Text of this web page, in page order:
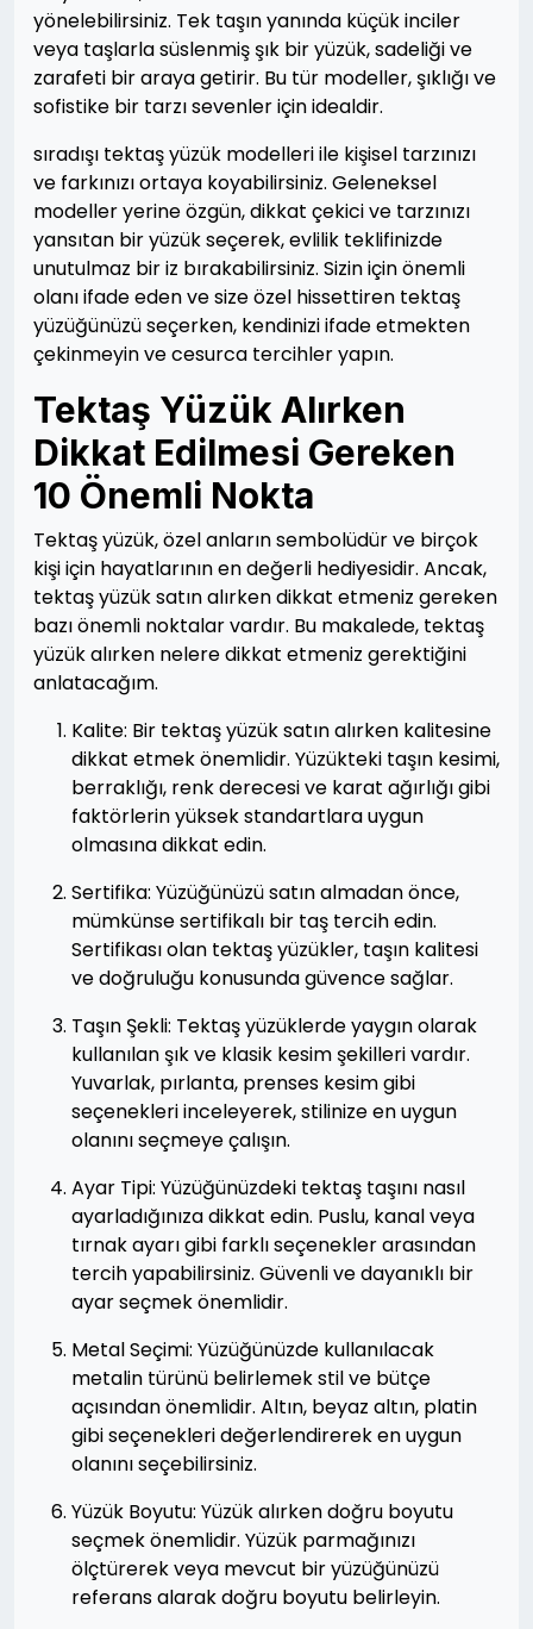
yönelebilirsiniz. Tek taşın yanında küçük inciler
veya taşlarla süslenmiş şık bir yüzük, sadeliği ve
zarafeti bir araya getirir. Bu tür modeller, şıklığı ve
sofistike bir tarzı sevenler için idealdir.
sıradışı tektaş yüzük modelleri ile kişisel tarzınızı
ve farkınızı ortaya koyabilirsiniz. Geleneksel
modeller yerine özgün, dikkat çekici ve tarzınızı
yansıtan bir yüzük seçerek, evlilik teklifinizde
unutulmaz bir iz bırakabilirsiniz. Sizin için önemli
olanı ifade eden ve size özel hissettiren tektaş
yüzüğünüzü seçerken, kendinizi ifade etmekten
çekinmeyin ve cesurca tercihler yapın.
Tektaş Yüzük Alırken
Dikkat Edilmesi Gereken
10 Önemli Nokta
Tektaş yüzük, özel anların sembolüdür ve birçok
kişi için hayatlarının en değerli hediyesidir. Ancak,
tektaş yüzük satın alırken dikkat etmeniz gereken
bazı önemli noktalar vardır. Bu makalede, tektaş
yüzük alırken nelere dikkat etmeniz gerektiğini
anlatacağım.
Kalite: Bir tektaş yüzük satın alırken kalitesine
dikkat etmek önemlidir. Yüzükteki taşın kesimi,
berraklığı, renk derecesi ve karat ağırlığı gibi
faktörlerin yüksek standartlara uygun
olmasına dikkat edin.
Sertifika: Yüzüğünüzü satın almadan önce,
mümkünse sertifikalı bir taş tercih edin.
Sertifikası olan tektaş yüzükler, taşın kalitesi
ve doğruluğu konusunda güvence sağlar.
Taşın Şekli: Tektaş yüzüklerde yaygın olarak
kullanılan şık ve klasik kesim şekilleri vardır.
Yuvarlak, pırlanta, prenses kesim gibi
seçenekleri inceleyerek, stilinize en uygun
olanını seçmeye çalışın.
Ayar Tipi: Yüzüğünüzdeki tektaş taşını nasıl
ayarladığınıza dikkat edin. Puslu, kanal veya
tırnak ayarı gibi farklı seçenekler arasından
tercih yapabilirsiniz. Güvenli ve dayanıklı bir
ayar seçmek önemlidir.
Metal Seçimi: Yüzüğünüzde kullanılacak
metalin türünü belirlemek stil ve bütçe
açısından önemlidir. Altın, beyaz altın, platin
gibi seçenekleri değerlendirerek en uygun
olanını seçebilirsiniz.
Yüzük Boyutu: Yüzük alırken doğru boyutu
seçmek önemlidir. Yüzük parmağınızı
ölçtürerek veya mevcut bir yüzüğünüzü
referans alarak doğru boyutu belirleyin.